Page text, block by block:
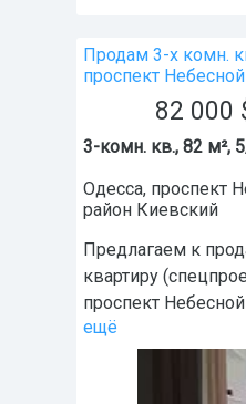
Продам 3-х комн.
проспект
82 000
3-комн. кв., 82 м²,
Одесса, проспект
район Киевский
Предлагаем к
квартиру
проспект
ещё